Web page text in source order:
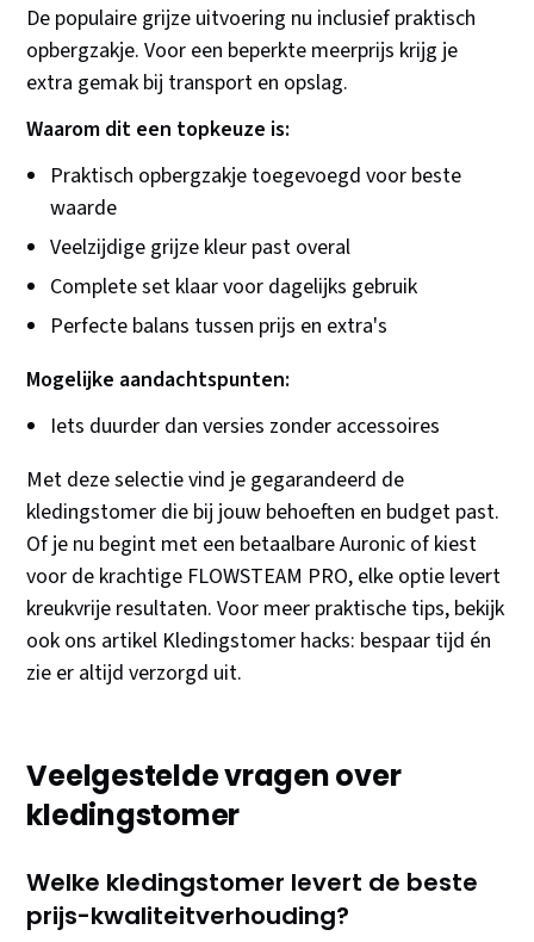
De populaire grijze uitvoering nu inclusief praktisch
opbergzakje. Voor een beperkte meerprijs krijg je
extra gemak bij transport en opslag.
Waarom dit een topkeuze is:
Praktisch opbergzakje toegevoegd voor beste
waarde
Veelzijdige grijze kleur past overal
Complete set klaar voor dagelijks gebruik
Perfecte balans tussen prijs en extra's
Mogelijke aandachtspunten:
Iets duurder dan versies zonder accessoires
Met deze selectie vind je gegarandeerd de
kledingstomer die bij jouw behoeften en budget past.
Of je nu begint met een betaalbare Auronic of kiest
voor de krachtige FLOWSTEAM PRO, elke optie levert
kreukvrije resultaten. Voor meer praktische tips, bekijk
ook ons artikel Kledingstomer hacks: bespaar tijd én
zie er altijd verzorgd uit.
Veelgestelde vragen over
kledingstomer
Welke kledingstomer levert de beste
prijs-kwaliteitverhouding?